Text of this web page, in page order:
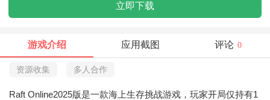
立即下载
游戏介绍 应用截图 评论 0
资源收集 多人合作
Raft Online2025版是一款海上生存挑战游戏，玩家开局仅持有1